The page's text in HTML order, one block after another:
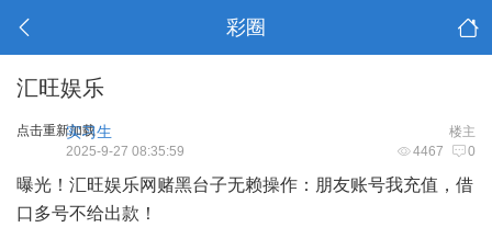
彩圈
汇旺娱乐
点击重新加载 楼主
实习生
4467 0
2025-9-27 08:35:59
曝光！汇旺娱乐网赌黑台子无赖操作：朋友账号我充值，借
口多号不给出款！